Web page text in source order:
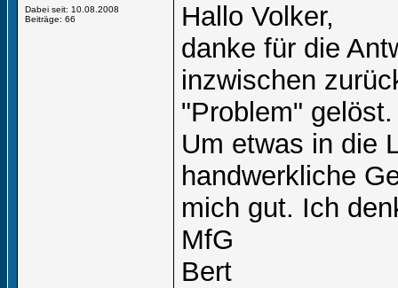
Dabei seit: 10.08.2008
Beiträge: 66
Hallo Volker,
danke für die
inzwischen
"Problem"
Um etwas in die
handwerkliche
mich gut. Ich
MfG
Bert